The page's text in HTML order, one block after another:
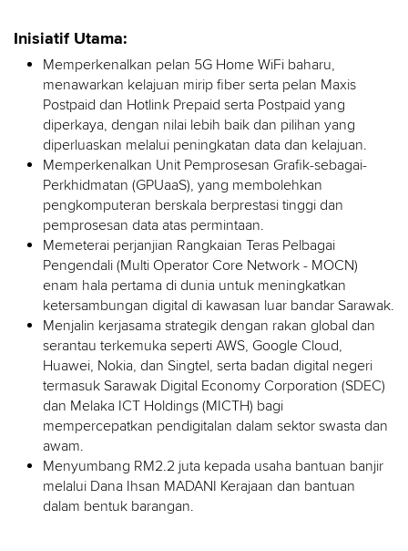
Inisiatif Utama:
Memperkenalkan pelan 5G Home WiFi baharu,
menawarkan kelajuan mirip fiber serta pelan Maxis
Postpaid dan Hotlink Prepaid serta Postpaid yang
diperkaya, dengan nilai lebih baik dan pilihan yang
diperluaskan melalui peningkatan data dan kelajuan.
Memperkenalkan Unit Pemprosesan Grafik-sebagai-
Perkhidmatan (GPUaaS), yang membolehkan
pengkomputeran berskala berprestasi tinggi dan
pemprosesan data atas permintaan.
Memeterai perjanjian Rangkaian Teras Pelbagai
Pengendali (Multi Operator Core Network - MOCN)
enam hala pertama di dunia untuk meningkatkan
ketersambungan digital di kawasan luar bandar Sarawak.
Menjalin kerjasama strategik dengan rakan global dan
serantau terkemuka seperti AWS, Google Cloud,
Huawei, Nokia, dan Singtel, serta badan digital negeri
termasuk Sarawak Digital Economy Corporation (SDEC)
dan Melaka ICT Holdings (MICTH) bagi
mempercepatkan pendigitalan dalam sektor swasta dan
awam.
Menyumbang RM2.2 juta kepada usaha bantuan banjir
melalui Dana Ihsan MADANI Kerajaan dan bantuan
dalam bentuk barangan.